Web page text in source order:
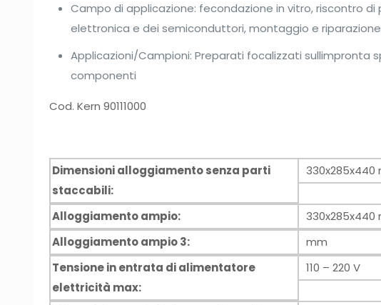
Campo di applicazione: fecondazione in vitro, riscontro
elettronica e dei semiconduttori, montaggio e riparazione
Applicazioni/Campioni: Preparati focalizzati
componenti
Cod. Kern 90111000
Dimensioni alloggiamento senza parti
staccabili:
330x285x440
Alloggiamento ampio:
330x285x440
Alloggiamento ampio 3:
mm
Tensione in entrata di alimentatore
elettricità max:
110 – 220 V